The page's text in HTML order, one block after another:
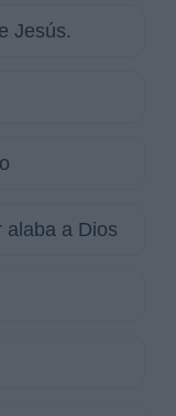
Jesús.
alaba a Dios